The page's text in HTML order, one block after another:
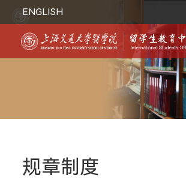
ENGLISH
规章制度